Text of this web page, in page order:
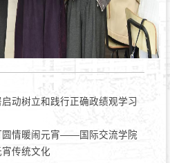
动树立和践行正确政绩观学习
圆情暖闹元宵——国际交流学院
传统文化